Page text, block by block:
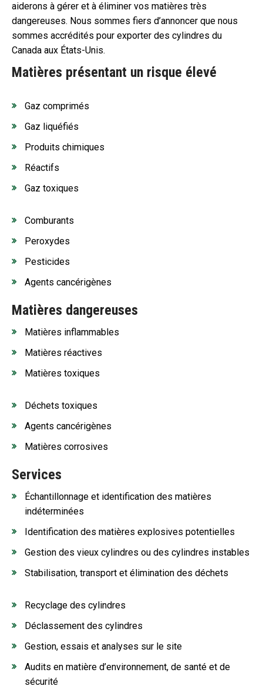
aiderons à gérer et à éliminer vos matières très
dangereuses. Nous sommes fiers d’annoncer que nous
sommes accrédités pour exporter des cylindres du
Canada aux États-Unis.
Matières présentant un risque élevé
Gaz comprimés
Gaz liquéfiés
Produits chimiques
Réactifs
Gaz toxiques
Comburants
Peroxydes
Pesticides
Agents cancérigènes
Matières dangereuses
Matières inflammables
Matières réactives
Matières toxiques
Déchets toxiques
Agents cancérigènes
Matières corrosives
Services
Échantillonnage et identification des matières
indéterminées
Identification des matières explosives potentielles
Gestion des vieux cylindres ou des cylindres instables
Stabilisation, transport et élimination des déchets
Recyclage des cylindres
Déclassement des cylindres
Gestion, essais et analyses sur le site
Audits en matière d’environnement, de santé et de
sécurité